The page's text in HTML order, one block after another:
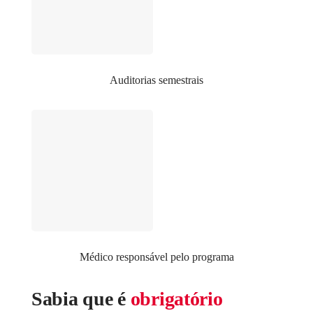
Auditorias semestrais
Médico responsável pelo programa
Sabia que é obrigatório